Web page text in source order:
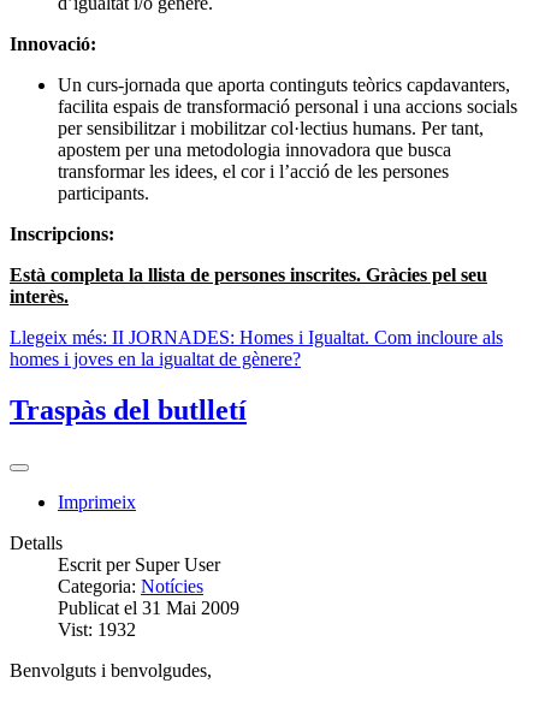
Innovació:
Un curs-jornada que aporta continguts teòrics capdavanters,
facilita espais de transformació personal i una accions socials
per sensibilitzar i mobilitzar col·lectius humans. Per tant,
apostem per una metodologia innovadora que busca
transformar les idees, el cor i l’acció de les persones
participants.
Inscripcions:
Està completa la llista de persones inscrites. Gràcies pel seu
interès.
Llegeix més: II JORNADES: Homes i Igualtat. Com incloure als
homes i joves en la igualtat de gènere?
Traspàs del butlletí
Imprimeix
Detalls
Escrit per Super User
Categoria: Notícies
Publicat el 31 Mai 2009
Vist: 1932
Benvolguts i benvolgudes,